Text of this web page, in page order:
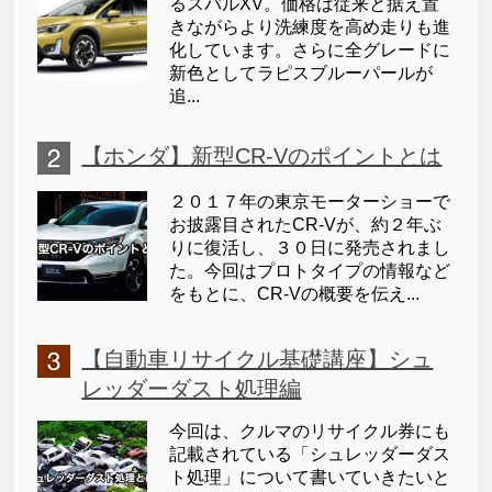
るスバルXV。価格は従来と据え置
きながらより洗練度を高め走りも進
化しています。さらに全グレードに
新色としてラピスブルーパールが
追...
【ホンダ】新型CR-Vのポイントとは
２０１７年の東京モーターショーで
お披露目されたCR-Vが、約２年ぶ
りに復活し、３０日に発売されまし
た。今回はプロトタイプの情報など
をもとに、CR-Vの概要を伝え...
【自動車リサイクル基礎講座】シュ
レッダーダスト処理編
今回は、クルマのリサイクル券にも
記載されている「シュレッダーダス
ト処理」について書いていきたいと